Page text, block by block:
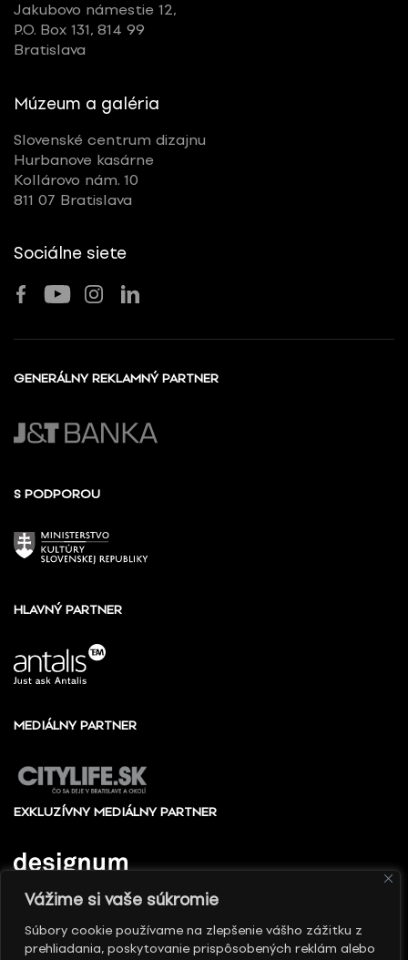
Vážime si vaše súkromie
Súbory cookie používame na zlepšenie vášho zážitku z
prehliadania, poskytovanie prispôsobených reklám alebo
Jakubovo námestie 12,
P.O. Box 131, 814 99
Bratislava
Múzeum a galéria
Slovenské centrum dizajnu
Hurbanove kasárne
Kollárovo nám. 10
811 07 Bratislava
Sociálne siete
GENERÁLNY REKLAMNÝ PARTNER
S PODPOROU
HLAVNÝ PARTNER
MEDIÁLNY PARTNER
EXKLUZÍVNY MEDIÁLNY PARTNER